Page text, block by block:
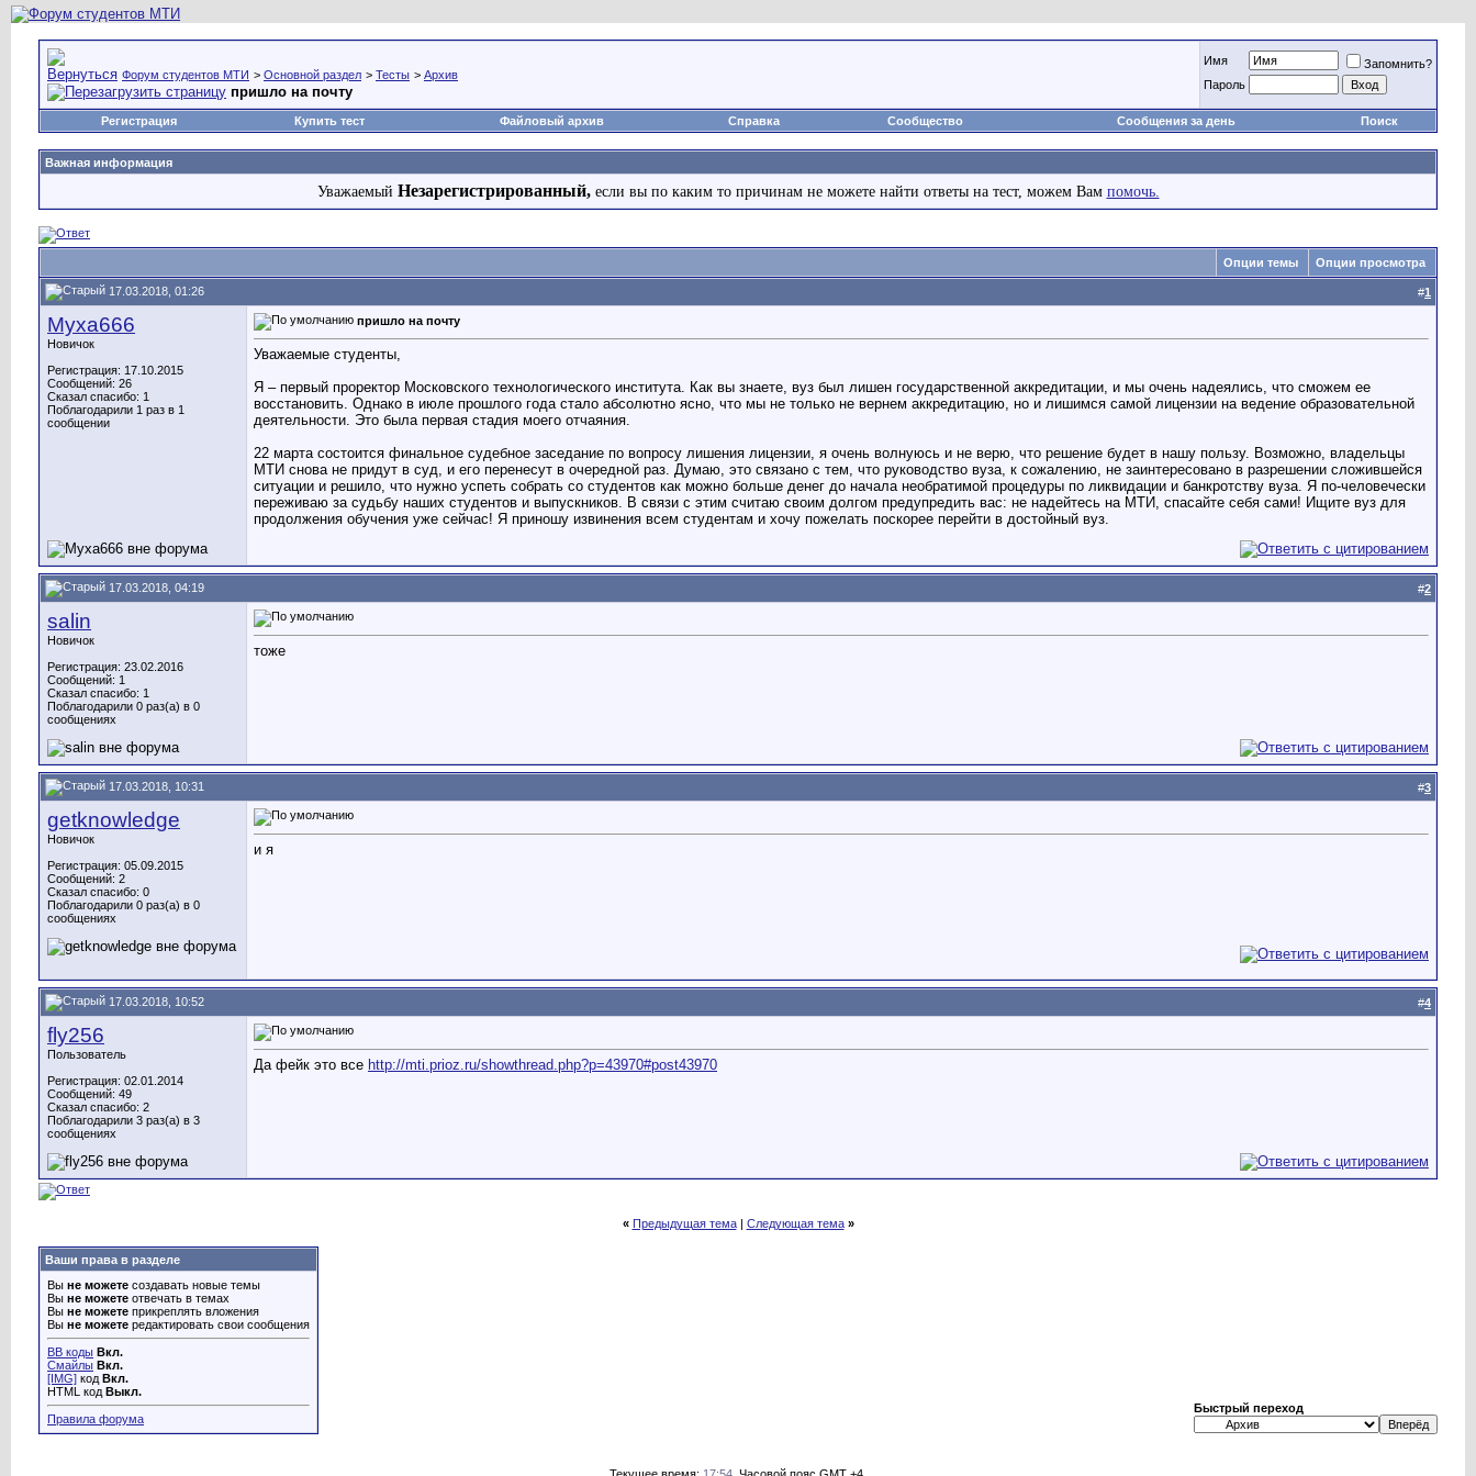
Форум студентов МТИ > Основной раздел > Тесты > Архив
пришло на почту
Имя
Запомнить?
Пароль
Регистрация Купить тест Файловый архив Справка Сообщество Сообщения за день Поиск
Важная информация
Уважаемый Незарегистрированный, если вы по каким то причинам не можете найти ответы на тест, можем Вам помочь.
Опции темы Опции просмотра
17.03.2018, 01:26 #1
Муха666
Новичок
Регистрация: 17.10.2015
Сообщений: 26
Сказал спасибо: 1
Поблагодарили 1 раз в 1
сообщении
пришло на почту
Уважаемые студенты,
Я – первый проректор Московского технологического института. Как вы знаете, вуз был лишен государственной аккредитации, и мы очень надеялись, что сможем ее
восстановить. Однако в июле прошлого года стало абсолютно ясно, что мы не только не вернем аккредитацию, но и лишимся самой лицензии на ведение образовательной
деятельности. Это была первая стадия моего отчаяния.
22 марта состоится финальное судебное заседание по вопросу лишения лицензии, я очень волнуюсь и не верю, что решение будет в нашу пользу. Возможно, владельцы
МТИ снова не придут в суд, и его перенесут в очередной раз. Думаю, это связано с тем, что руководство вуза, к сожалению, не заинтересовано в разрешении сложившейся
ситуации и решило, что нужно успеть собрать со студентов как можно больше денег до начала необратимой процедуры по ликвидации и банкротству вуза. Я по-человечески
переживаю за судьбу наших студентов и выпускников. В связи с этим считаю своим долгом предупредить вас: не надейтесь на МТИ, спасайте себя сами! Ищите вуз для
продолжения обучения уже сейчас! Я приношу извинения всем студентам и хочу пожелать поскорее перейти в достойный вуз.
17.03.2018, 04:19 #2
salin
Новичок
Регистрация: 23.02.2016
Сообщений: 1
Сказал спасибо: 1
Поблагодарили 0 раз(а) в 0
сообщениях
тоже
17.03.2018, 10:31 #3
getknowledge
Новичок
Регистрация: 05.09.2015
Сообщений: 2
Сказал спасибо: 0
Поблагодарили 0 раз(а) в 0
сообщениях
и я
17.03.2018, 10:52 #4
fly256
Пользователь
Регистрация: 02.01.2014
Сообщений: 49
Сказал спасибо: 2
Поблагодарили 3 раз(а) в 3
сообщениях
Да фейк это все http://mti.prioz.ru/showthread.php?p=43970#post43970
« Предыдущая тема| Следующая тема »
Ваши права в разделе
Вы не можете создавать новые темы
Вы не можете отвечать в темах
Вы не можете прикреплять вложения
Вы не можете редактировать свои сообщения
BB коды Вкл.
Смайлы Вкл.
[IMG] код Вкл.
HTML код Выкл.
Правила форума
Быстрый переход